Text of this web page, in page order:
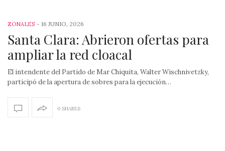
ZONALES - 16 JUNIO, 2026
Santa Clara: Abrieron ofertas para
ampliar la red cloacal
El intendente del Partido de Mar Chiquita, Walter Wischnivetzky,
participó de la apertura de sobres para la ejecución…
0 SHARES